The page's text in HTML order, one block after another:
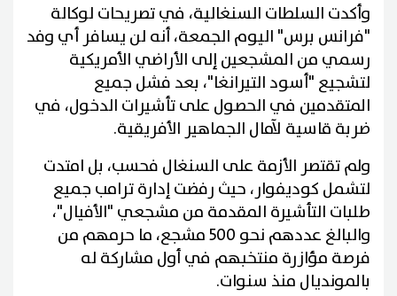
وأكدت السلطات السنغالية، في تصريحات لوكالة
"فرانس برس" اليوم الجمعة، أنه لن يسافر أي وفد
رسمي من المشجعين إلى الأراضي الأمريكية
لتشجيع "أسود التيرانغا"، بعد فشل جميع
المتقدمين في الحصول على تأشيرات الدخول، في
ضربة قاسية لآمال الجماهير الأفريقية.
ولم تقتصر الأزمة على السنغال فحسب، بل امتدت
لتشمل كوديفوار، حيث رفضت إدارة ترامب جميع
طلبات التأشيرة المقدمة من مشجعي "الأفيال"،
والبالغ عددهم نحو 500 مشجع، ما حرمهم من
فرصة مؤازرة منتخبهم في أول مشاركة له
بالمونديال منذ سنوات.